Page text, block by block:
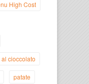
High Cost
cioccolato
patate